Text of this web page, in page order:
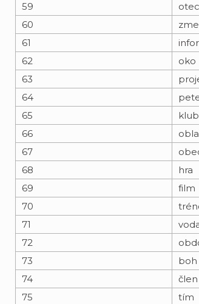
59
otec
60
61
62
oko
63
64
65
klub
66
67
68
hra
69
film
70
71
72
73
boh
74
člen
75
tím